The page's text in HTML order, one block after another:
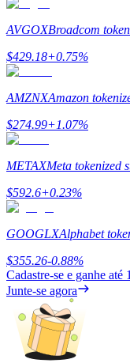
Deposit
Share 500000
Exclusive for
USDT New User
USDT Flexible
AVGOXBroadcom
$429.18+0.75%
AMZNXAmazon
$274.99+1.07%
METAXMeta tokenized
$592.6+0.23%
GOOGLXAlphabet
$355.26-0.88%
Cadastre-se e ganhe até
Junte-se agora